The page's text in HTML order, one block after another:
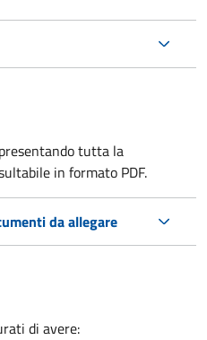
tutta la
in formato PDF.
da allegare
di avere: